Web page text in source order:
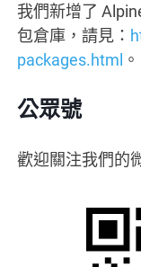
我們新增了
包倉庫，請見：
packages.html 。
公眾號
歡迎關注我們的